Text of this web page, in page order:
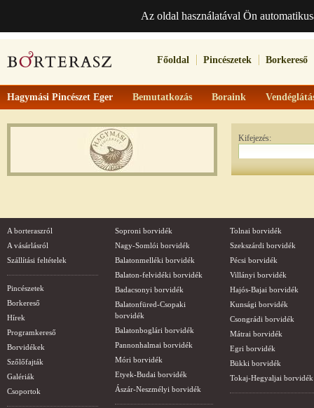
Az oldal használatával Ön
Főoldal Pincészetek Borkereső
Hagymási Pincészet Eger Bemutatkozás Boraink
Kifejezés:
A borteraszról
A vásárlásról
Szállítási feltételek
Pincészetek
Borkereső
Hírek
Programkereső
Borvidékek
Szőlőfajták
Galériák
Csoportok
Soproni borvidék
Nagy-Somlói borvidék
Balatonmelléki borvidék
Balaton-felvidéki borvidék
Badacsonyi borvidék
Balatonfüred-Csopaki
borvidék
Balatonboglári borvidék
Pannonhalmai borvidék
Móri borvidék
Etyek-Budai borvidék
Ászár-Neszmélyi borvidék
Tolnai borvidék
Szekszárdi borvidék
Pécsi borvidék
Villányi borvidék
Hajós-Bajai borvidék
Kunsági borvidék
Csongrádi borvidék
Mátrai borvidék
Egri borvidék
Bükki borvidék
Tokaj-Hegyaljai borvidék